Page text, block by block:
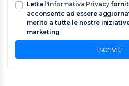
Letta l'Informativa Privacy
acconsento ad essere
merito a tutte le nostre
marketing
Iscriviti